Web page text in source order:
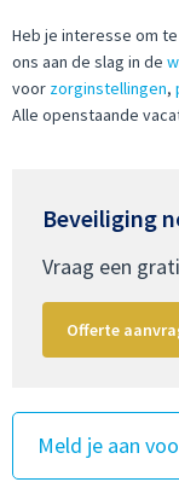
Heb je interesse om
ons aan de slag in de
voor zorginstellingen,
Alle openstaande
Beveiliging
Vraag een
Offerte
Meld je aan